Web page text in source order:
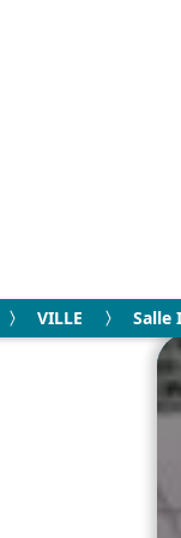
VILLE Salle